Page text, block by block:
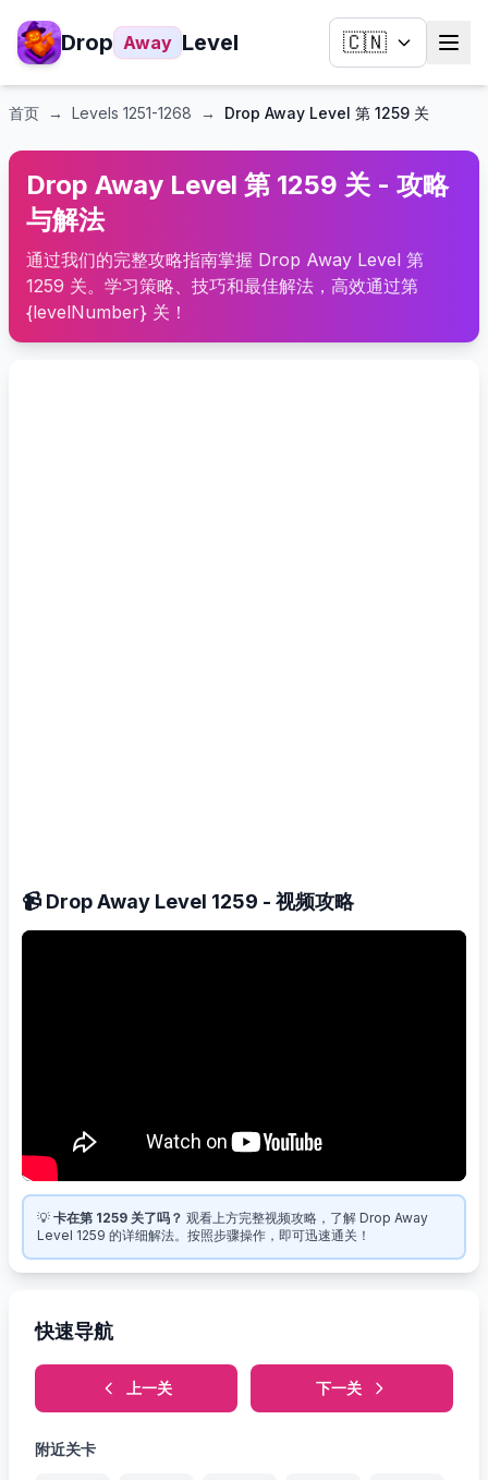
Drop Away Level 🇨🇳
首页 → Levels 1251-1268 → Drop Away Level 第 1259 关
Drop Away Level 第 1259 关 - 攻略
与解法
通过我们的完整攻略指南掌握 Drop Away Level 第
1259 关。学习策略、技巧和最佳解法，高效通过第
{levelNumber} 关！
📹 Drop Away Level 1259 - 视频攻略
💡 卡在第 1259 关了吗？ 观看上方完整视频攻略，了解 Drop Away
Level 1259 的详细解法。按照步骤操作，即可迅速通关！
快速导航
上一关 下一关
附近关卡